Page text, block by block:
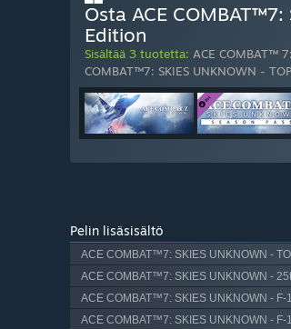
Osta ACE
Edition
Sisältää 3 tuotetta: ACE COMBAT™
COMBAT™7: SKIES UNKNOWN -
Pelin lisäsisältö
ACE COMBAT™7: SKIES UNKNOWN -
ACE COMBAT™7: SKIES UNKNOWN -
ACE COMBAT™7: SKIES UNKNOWN - F-
ACE COMBAT™7: SKIES UNKNOWN - F-